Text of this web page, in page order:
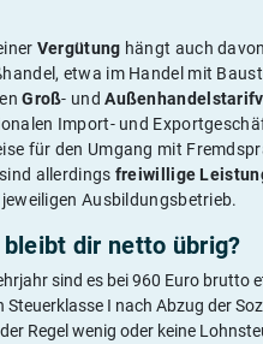
Vergütung hängt auch
etwa im Handel mit
Groß- und
Import- und
für den Umgang mit
sind allerdings freiwillige
Ausbildungsbetrieb.
dir netto übrig?
sind es bei 960 Euro brutto
Steuerklasse I nach Abzug der
Regel wenig oder keine